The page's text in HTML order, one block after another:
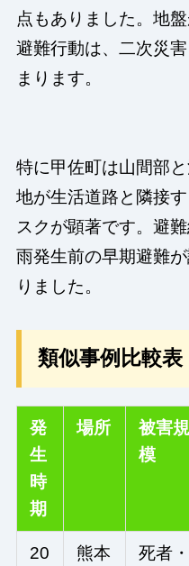
点もありました。地
避難行動は、二次災
まります。
特に甲佐町は山間部
地が生活道路と隣接
スクが顕著です。避
雨発生前の早期避難
りました。
類似事例比較表
発
生
時
期
場所
被害規
模
20
熊本
死者・